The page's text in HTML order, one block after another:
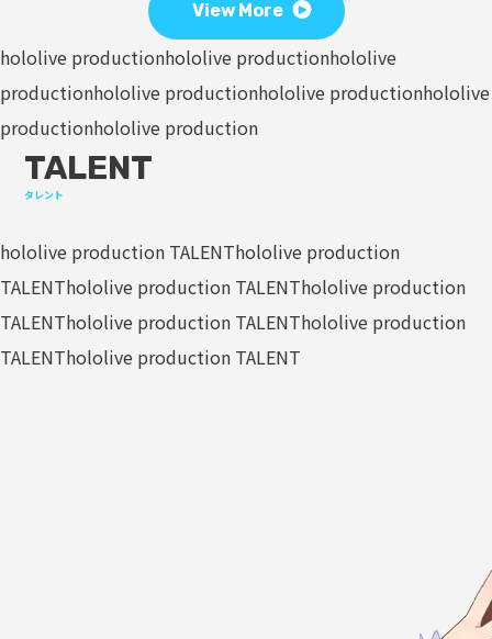
View More
hololive productionhololive productionhololive
productionhololive productionhololive productionhololive
productionhololive production
TALENT
タレント
hololive production TALENThololive production
TALENThololive production TALENThololive production
TALENThololive production TALENThololive production
TALENThololive production TALENT